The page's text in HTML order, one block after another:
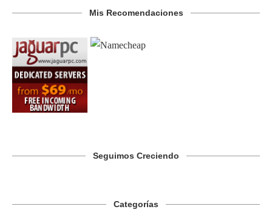
Mis Recomendaciones
Seguimos Creciendo
Categorías